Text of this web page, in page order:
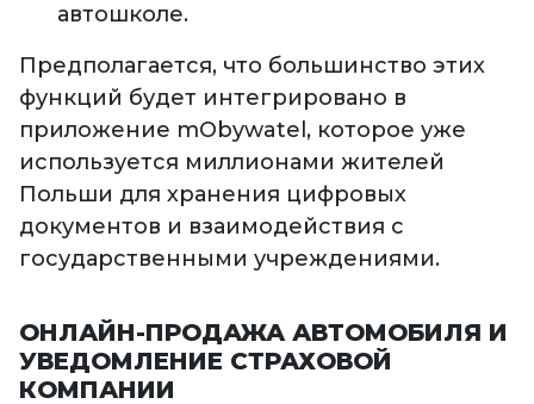
автошколе.
Предполагается, что большинство этих
функций будет интегрировано в
приложение mObywatel, которое уже
используется миллионами жителей
Польши для хранения цифровых
документов и взаимодействия с
государственными учреждениями.
ОНЛАЙН-ПРОДАЖА АВТОМОБИЛЯ И
УВЕДОМЛЕНИЕ СТРАХОВОЙ
КОМПАНИИ